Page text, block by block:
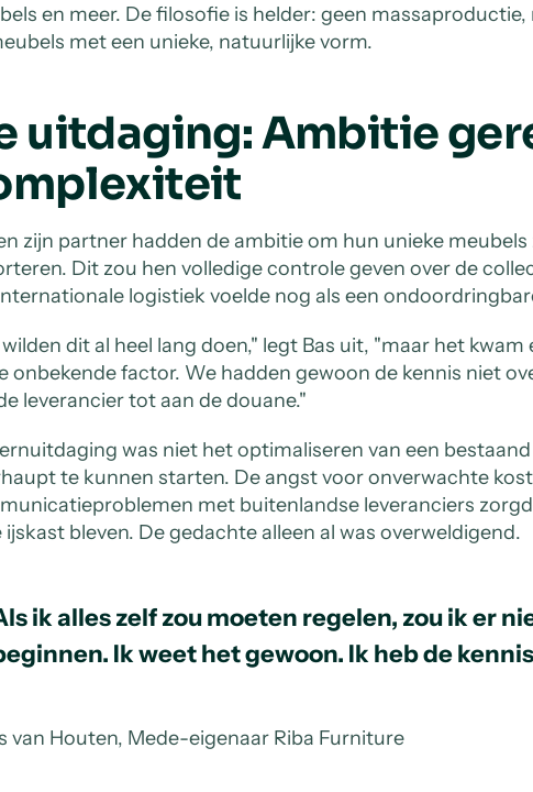
en meer. De filosofie is helder: geen
met een unieke, natuurlijke vorm.
uitdaging: Ambitie
zijn partner hadden de ambitie om hun unieke
Dit zou hen volledige controle geven over de
logistiek voelde nog als een
dit al heel lang doen," legt Bas uit, "maar het
onbekende factor. We hadden gewoon de kennis niet
leverancier tot aan de douane."
was niet het optimaliseren van een
te kunnen starten. De angst voor onverwachte
met buitenlandse leveranciers
ijskast bleven. De gedachte alleen al was overweldigend.
ik alles zelf zou moeten regelen, zou ik er
Ik weet het gewoon. Ik heb de
van Houten, Mede-eigenaar Riba Furniture